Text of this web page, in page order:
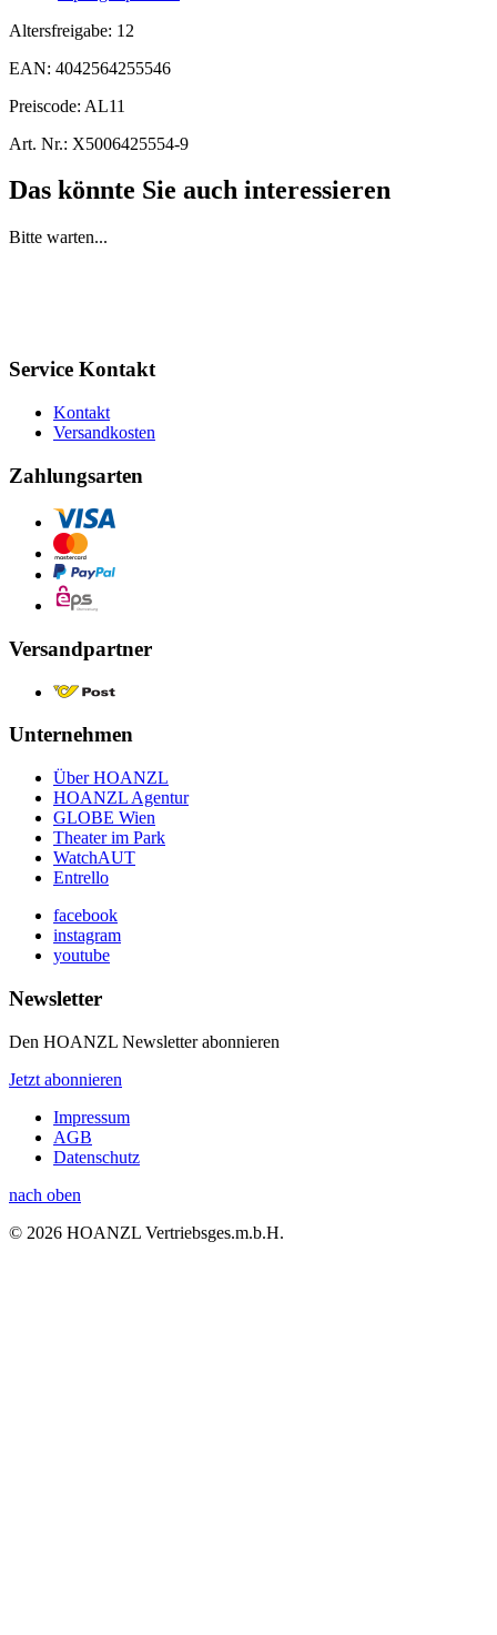
Altersfreigabe: 12
EAN: 4042564255546
Preiscode: AL11
Art. Nr.: X5006425554-9
Das könnte Sie auch interessieren
Bitte warten...
Service Kontakt
Kontakt
Versandkosten
Zahlungsarten
Versandpartner
Unternehmen
Über HOANZL
HOANZL Agentur
GLOBE Wien
Theater im Park
WatchAUT
Entrello
facebook
instagram
youtube
Newsletter
Den HOANZL Newsletter abonnieren
Jetzt abonnieren
Impressum
AGB
Datenschutz
nach oben
© 2026 HOANZL Vertriebsges.m.b.H.